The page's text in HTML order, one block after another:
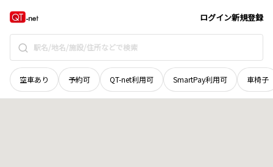
ログイン新規登録
空車あり 予約可 QT-net利用可 SmartPay利用可 車椅子
山口県